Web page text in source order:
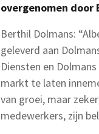
overgenomen door
Berthil Dolmans:
geleverd aan
Diensten en
markt te laten
van groei, maar
medewerkers, zijn